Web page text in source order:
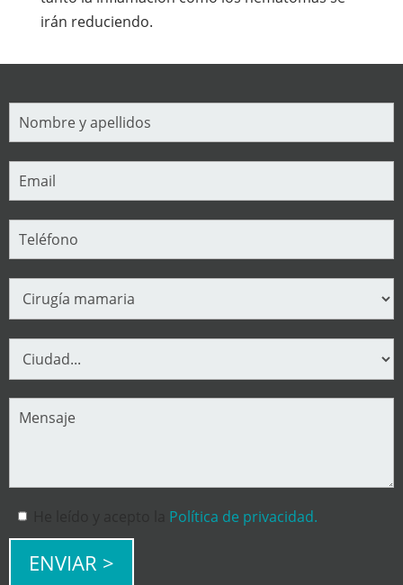
irán reduciendo.
Política de privacidad.